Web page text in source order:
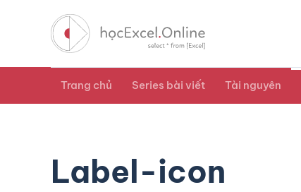
Trang chủ Series bài viết Tài nguyên
Label-icon